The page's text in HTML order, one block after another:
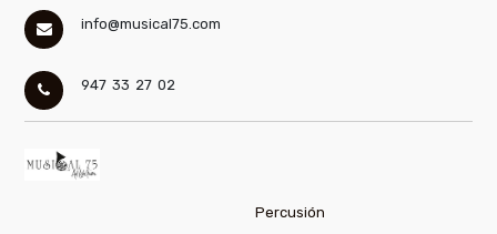
info@musical75.com
947 33 27 02
Percusión